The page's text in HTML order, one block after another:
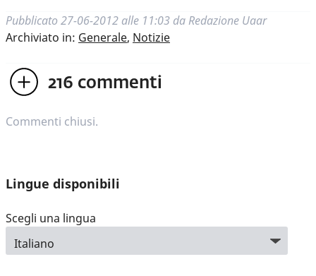
Pubblicato 27-06-2012 alle 11:03 da Redazione Uaar
Archiviato in: Generale, Notizie
216 commenti
Commenti chiusi.
Lingue disponibili
Scegli una lingua